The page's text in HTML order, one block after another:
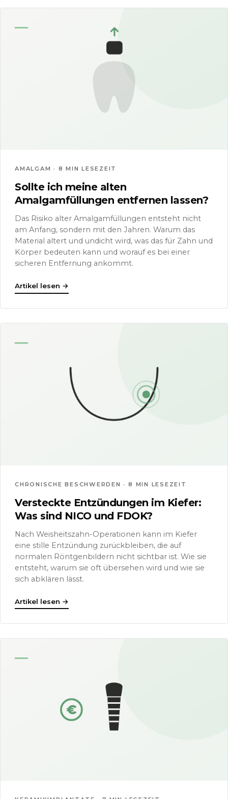
AMALGAM · 8 MIN LESEZEIT
Sollte ich meine alten
Amalgamfüllungen entfernen lassen?
Das Risiko alter Amalgamfüllungen entsteht nicht
am Anfang, sondern mit den Jahren. Warum das
Material altert und undicht wird, was das für Zahn und
Körper bedeuten kann und worauf es bei einer
sicheren Entfernung ankommt.
Artikel lesen →
CHRONISCHE BESCHWERDEN · 8 MIN LESEZEIT
Versteckte Entzündungen im Kiefer:
Was sind NICO und FDOK?
Nach Weisheitszahn-Operationen kann im Kiefer
eine stille Entzündung zurückbleiben, die auf
normalen Röntgenbildern nicht sichtbar ist. Wie sie
entsteht, warum sie oft übersehen wird und wie sie
sich abklären lässt.
Artikel lesen →